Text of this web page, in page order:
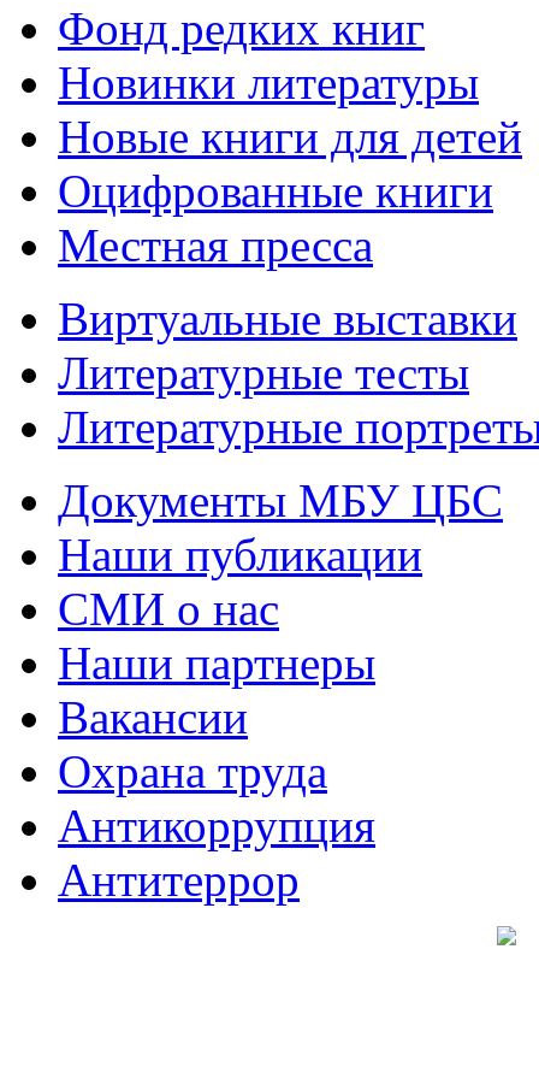
Фонд редких книг
Новинки литературы
Новые книги для детей
Оцифрованные книги
Местная пресса
Виртуальные выставки
Литературные тесты
Литературные
Документы МБУ ЦБС
Наши публикации
СМИ о нас
Наши партнеры
Вакансии
Охрана труда
Антикоррупция
Антитеррор